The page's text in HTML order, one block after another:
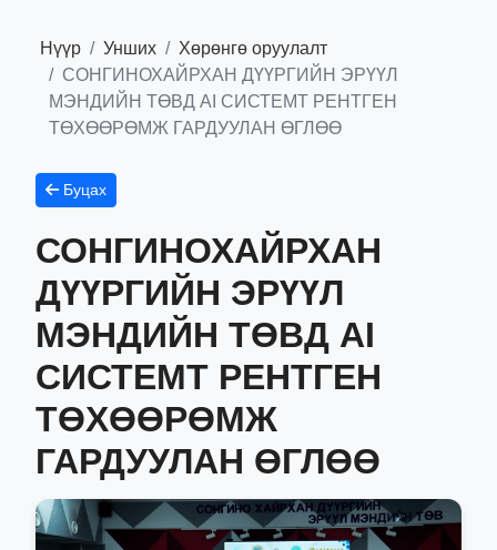
Нүүр Унших
Хөрөнгө оруулалт
СОНГИНОХАЙРХАН ДҮҮРГИЙН ЭРҮҮЛ
МЭНДИЙН ТӨВД AI СИСТЕМТ РЕНТГЕН
ТӨХӨӨРӨМЖ ГАРДУУЛАН ӨГЛӨӨ
Буцах
СОНГИНОХАЙРХАН
ДҮҮРГИЙН ЭРҮҮЛ
МЭНДИЙН ТӨВД AI
СИСТЕМТ РЕНТГЕН
ТӨХӨӨРӨМЖ
ГАРДУУЛАН ӨГЛӨӨ